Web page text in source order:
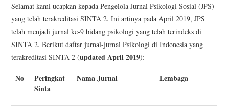
Selamat kami ucapkan kepada Pengelola Jurnal Psikologi Sosial (JPS)
yang telah terakreditasi SINTA 2. Ini artinya pada April 2019, JPS
telah menjadi jurnal ke-9 bidang psikologi yang telah terindeks di
SINTA 2. Berikut daftar jurnal-jurnal Psikologi di Indonesia yang
terakreditasi SINTA 2 (updated April 2019):
No
Peringkat
Sinta
Nama Jurnal Lembaga